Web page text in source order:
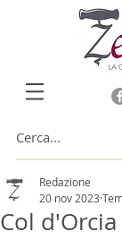
Col
Redazione
20 nov 2023